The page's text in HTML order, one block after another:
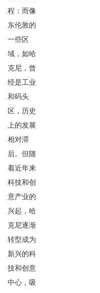
程：而像
东伦敦的
一些区
域，如哈
克尼，曾
经是工业
和码头
区，历史
上的发展
相对滞
后。但随
着近年来
科技和创
意产业的
兴起，哈
克尼逐渐
转型成为
新兴的科
技和创意
中心，吸